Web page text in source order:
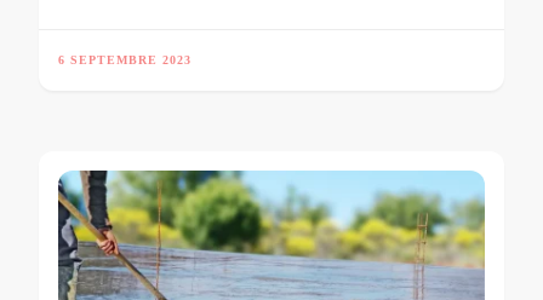
6 SEPTEMBRE 2023